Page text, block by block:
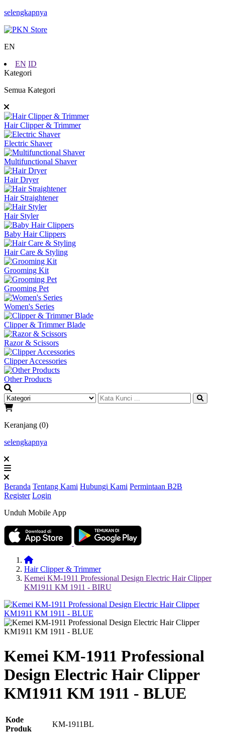
selengkapnya
EN
EN ID
Kategori
Semua Kategori
Hair Clipper & Trimmer
Electric Shaver
Multifunctional Shaver
Hair Dryer
Hair Straightener
Hair Styler
Baby Hair Clippers
Hair Care & Styling
Grooming Kit
Grooming Pet
Women's Series
Clipper & Trimmer Blade
Razor & Scissors
Clipper Accessories
Other Products
Keranjang (0)
selengkapnya
Beranda Tentang Kami Hubungi Kami Permintaan B2B
Register Login
Unduh Mobile App
Hair Clipper & Trimmer
Kemei KM-1911 Professional Design Electric Hair Clipper
KM1911 KM 1911 - BIRU
Kemei KM-1911 Professional
Design Electric Hair Clipper
KM1911 KM 1911 - BLUE
Kode
Produk
KM-1911BL